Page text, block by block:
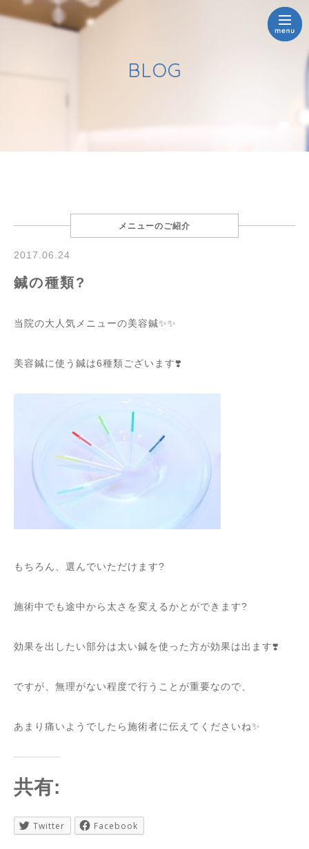
BLOG
メニューのご紹介
2017.06.24
鍼の種類?
当院の大人気メニューの美容鍼✨✨
美容鍼に使う鍼は6種類ございます❣️
もちろん、選んでいただけます?
施術中でも途中から太さを変えるかとができます?
効果を出したい部分は太い鍼を使った方が効果は出ます❣️
ですが、無理がない程度で行うことが重要なので、
あまり痛いようでしたら施術者に伝えてくださいね✨
共有:
Twitter Facebook